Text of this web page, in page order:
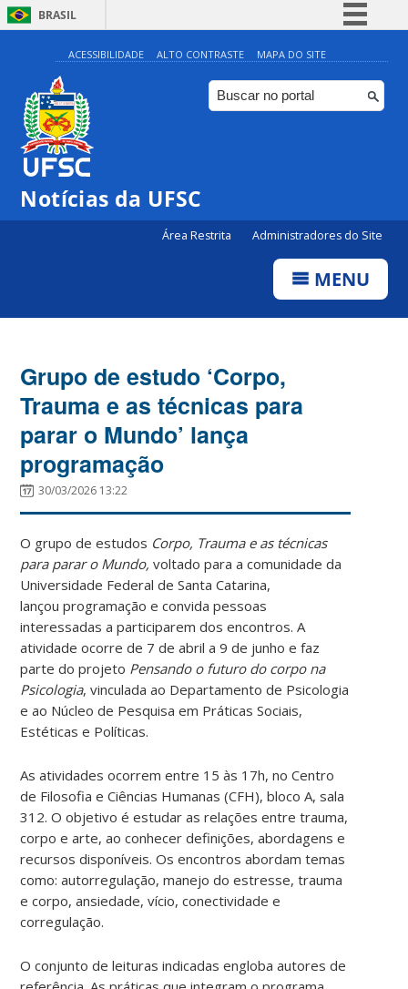
BRASIL
Simplifique!
Comunica BR
Participe
ACESSIBILIDADE ALTO CONTRASTE MAPA DO SITE
Notícias da UFSC
Área Restrita Administradores do Site
MENU
Grupo de estudo ‘Corpo,
Trauma e as técnicas para
parar o Mundo’ lança
programação
30/03/2026 13:22
O grupo de estudos Corpo, Trauma e as técnicas
para parar o Mundo,voltado para a comunidade da
Universidade Federal de Santa Catarina,
lançou programação e convida pessoas
interessadas a participarem dos encontros. A
atividade ocorre de 7 de abril a 9 de junho e faz
parte do projeto Pensando o futuro do corpo na
Psicologia, vinculada ao Departamento de Psicologia
e ao Núcleo de Pesquisa em Práticas Sociais,
Estéticas e Políticas.
As atividades ocorrem entre 15 às 17h, no Centro
de Filosofia e Ciências Humanas (CFH), bloco A, sala
312. O objetivo é estudar as relações entre trauma,
corpo e arte, ao conhecer definições, abordagens e
recursos disponíveis. Os encontros abordam temas
como: autorregulação, manejo do estresse, trauma
e corpo, ansiedade, vício, conectividade e
corregulação.
O conjunto de leituras indicadas engloba autores de